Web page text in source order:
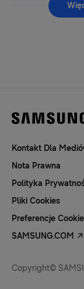
Kontakt Dla
Nota Prawna
Polityka
Pliki Cookies
Preferencje
SAMSUNG.COM
Copyright©